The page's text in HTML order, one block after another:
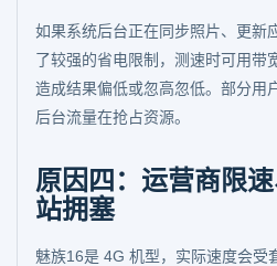
如果系统后台正在同步照片、更新
了较强的省电限制，测速时可用带
造成结果偏低或忽高忽低。部分用
后台流量在抢占资源。
原因四：运营商限
站拥塞
魅族16是 4G 机型，实际速度会受